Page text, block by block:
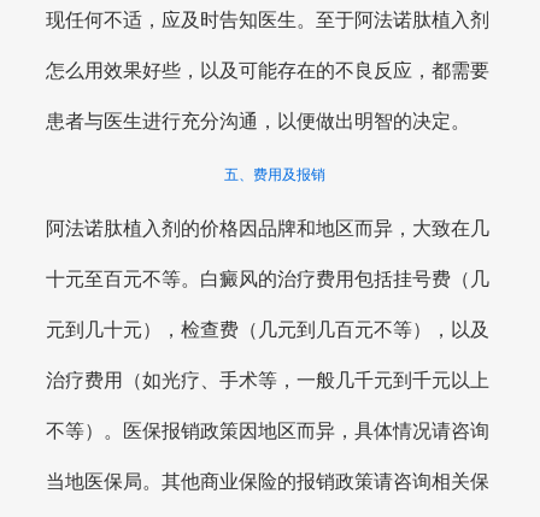
现任何不适，应及时告知医生。至于阿法诺肽植入剂
怎么用效果好些，以及可能存在的不良反应，都需要
患者与医生进行充分沟通，以便做出明智的决定。
五、费用及报销
阿法诺肽植入剂的价格因品牌和地区而异，大致在几
十元至百元不等。白癜风的治疗费用包括挂号费（几
元到几十元），检查费（几元到几百元不等），以及
治疗费用（如光疗、手术等，一般几千元到千元以上
不等）。医保报销政策因地区而异，具体情况请咨询
当地医保局。其他商业保险的报销政策请咨询相关保